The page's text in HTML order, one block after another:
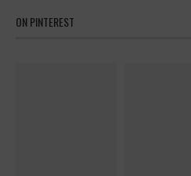
ON PINTEREST